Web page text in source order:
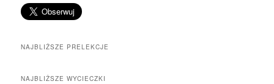
NAJBLIŻSZE PRELEKCJE
NAJBLIŻSZE WYCIECZKI